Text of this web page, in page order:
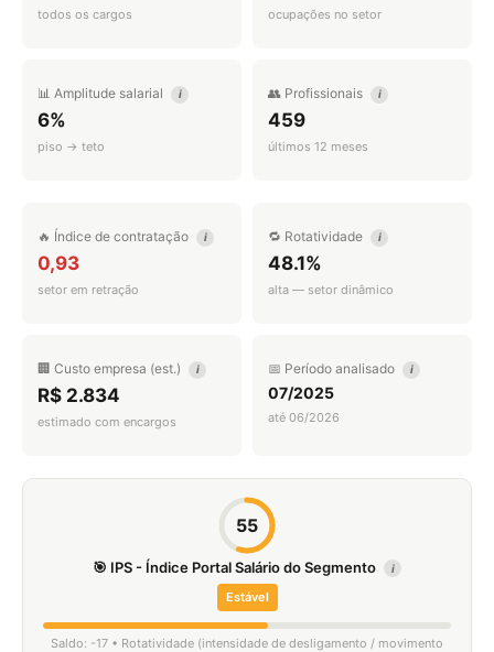
todos os cargos ocupações no setor
📊 Amplitude salarial i
6%
piso → teto
👥 Profissionais i
459
últimos 12 meses
🔥 Índice de contratação i
0,93
setor em retração
🔁 Rotatividade i
48.1%
alta — setor dinâmico
🏢 Custo empresa (est.) i
R$ 2.834
estimado com encargos
📅 Período analisado i
07/2025
até 06/2026
55
🎯 IPS - Índice Portal Salário do Segmento i
Estável
Saldo: -17 • Rotatividade (intensidade de desligamento / movimento